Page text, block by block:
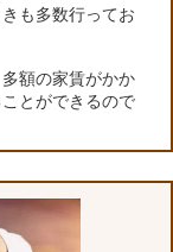
も多数行ってお
額の家賃がかか
とができるので